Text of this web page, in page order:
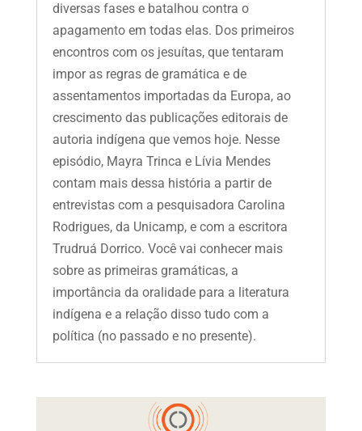
diversas fases e batalhou contra o
apagamento em todas elas. Dos primeiros
encontros com os jesuítas, que tentaram
impor as regras de gramática e de
assentamentos importadas da Europa, ao
crescimento das publicações editorais de
autoria indígena que vemos hoje. Nesse
episódio, Mayra Trinca e Lívia Mendes
contam mais dessa história a partir de
entrevistas com a pesquisadora Carolina
Rodrigues, da Unicamp, e com a escritora
Trudruá Dorrico. Você vai conhecer mais
sobre as primeiras gramáticas, a
importância da oralidade para a literatura
indígena e a relação disso tudo com a
política (no passado e no presente).